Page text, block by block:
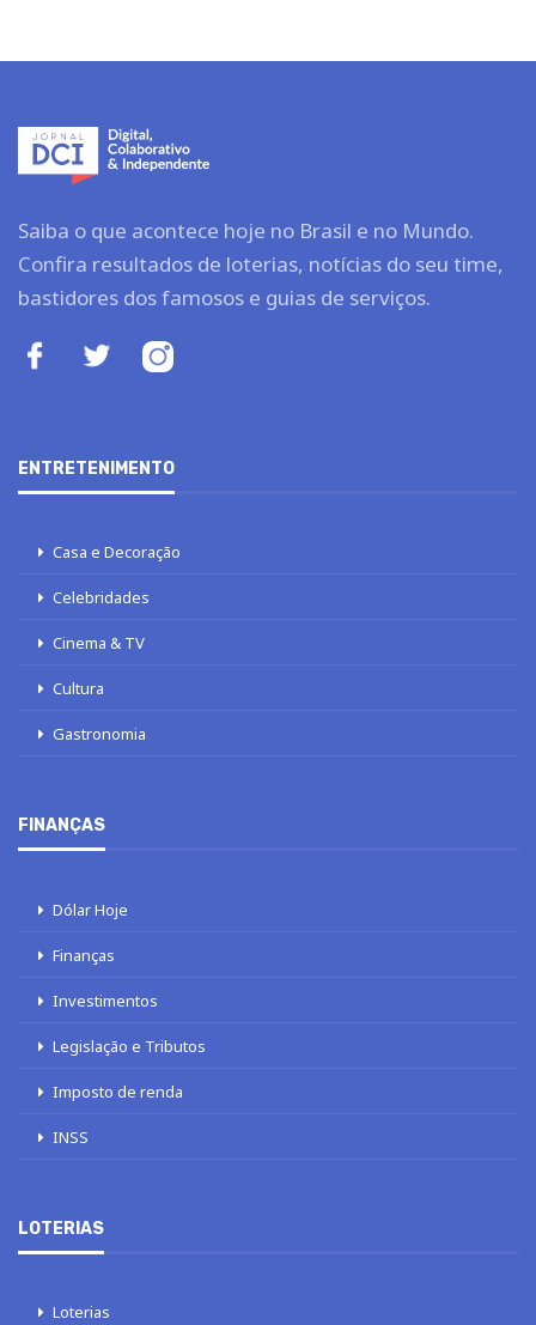
Saiba o que acontece hoje no Brasil e no Mundo.
Confira resultados de loterias, notícias do seu time,
bastidores dos famosos e guias de serviços.
ENTRETENIMENTO
Casa e Decoração
Celebridades
Cinema & TV
Cultura
Gastronomia
FINANÇAS
Dólar Hoje
Finanças
Investimentos
Legislação e Tributos
Imposto de renda
INSS
LOTERIAS
Loterias